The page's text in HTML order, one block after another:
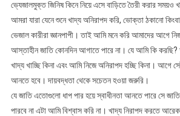
ভ্যেজালমুক্ত জিনিষ কিনে নিয়ে এসে বাড়িতে তৈরী করার সময়ও
আমরা যারা যেনে শুনে খাদ্য অনিরাপদ করি, ভোক্তা ঠকানো
ভেজাল কারীরা জ্ঞানপাপী। তাই আমি মনে করি আমাদের আগে
আস্তাহীন জাতি কোনদিন আগাতে পারে না। যে আমি কি করছি?
খাদ্য খাচ্ছি কিনা এবং আমি নিজে অনিরাপদ হচ্ছি কিনা। আগে
আনতে হবে। দায়বদ্ধতা থেকে সচেতন হওয়া জরুরি।
যে জাতি এতোগুলো ধাপ পার হয়ে স্বাধীনতা আনতে পারে সে
পারবে না এটা আমি বিশ্বাস করি না। খাদ্য নিরাপদ করতে